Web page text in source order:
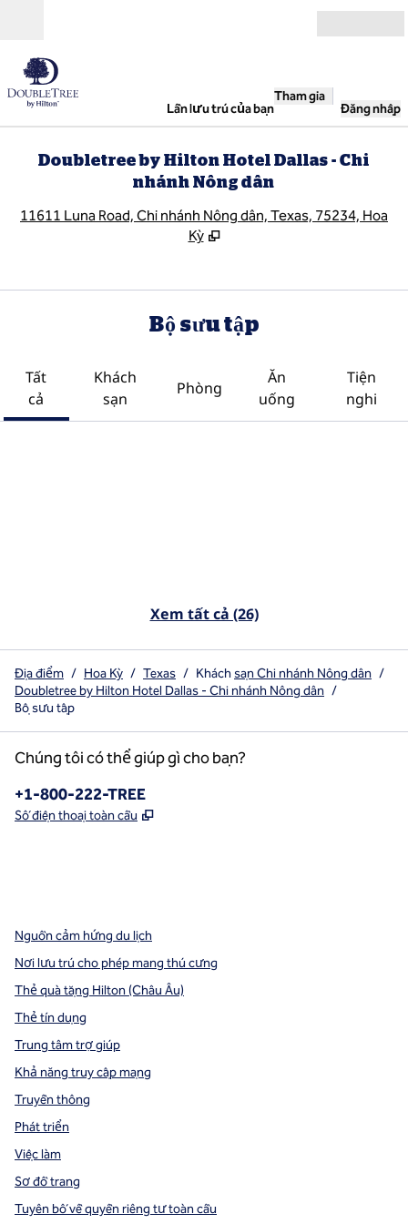
Lần lưu trú của bạn
Tham gia
Đăng nhập
Doubletree by Hilton Hotel Dallas - Chi
nhánh Nông dân
11611 Luna Road, Chi nhánh Nông dân, Texas, 75234, Hoa
Kỳ
Bộ sưu tập
Tất
cả
Khách
sạn
Phòng
Ăn
uống
Tiện
nghi
Xem tất cả (26)
Địa điểm / Hoa Kỳ / Texas / Kháchsạn Chi nhánh Nông dân /
Doubletree by Hilton Hotel Dallas - Chi nhánh Nông dân /
Bộ sưu tập
Chúng tôi có thể giúp gì cho bạn?
Điện thoại:
+1-800-222-TREE
Số điện thoại toàn cầu ,
Nguồn cảm hứng du lịch
Nơi lưu trú cho phép mang thú cưng
Thẻ quà tặng Hilton (Châu Âu)
Thẻ tín dụng
Trung tâm trợ giúp
Khả năng truy cập mạng
Truyền thông
Phát triển
Việc làm
Sơ đồ trang
Tuyên bố về quyền riêng tư toàn cầu